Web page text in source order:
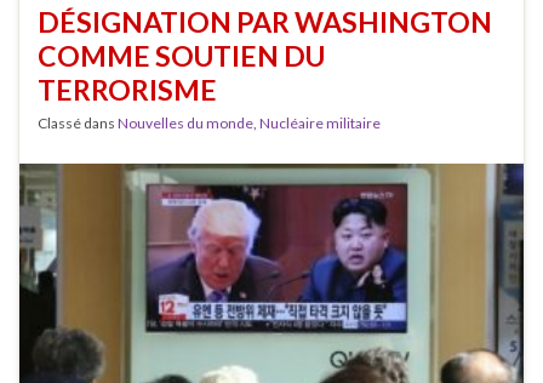
DÉSIGNATION PAR WASHINGTON
COMME SOUTIEN DU
TERRORISME
Classé dans Nouvelles du monde Nucléaire militaire